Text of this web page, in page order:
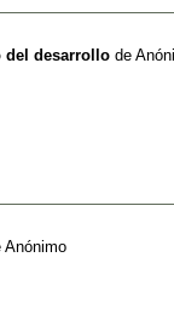
del desarrollo de
Anónimo